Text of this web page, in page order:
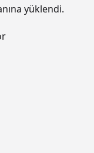
yüklendi.